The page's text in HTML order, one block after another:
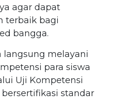
agar dapat
terbaik bagi
bangga.
melayani
para siswa
Uji Kompetensi
standar